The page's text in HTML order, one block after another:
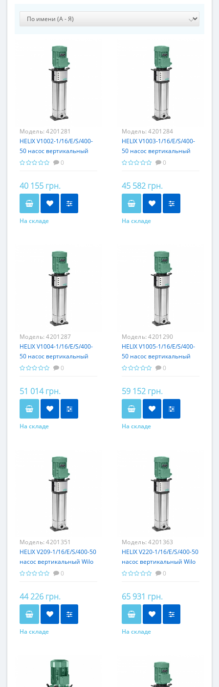
Модель:4201281
HELIX V1002-1/16/E/S/400-
50 насос вертикальный
Wilo
0
40 155 грн.
На складе
Модель:4201284
HELIX V1003-1/16/E/S/400-
50 насос вертикальный
Wilo
0
45 582 грн.
На складе
Модель:4201287
HELIX V1004-1/16/E/S/400-
50 насос вертикальный
Wilo
0
51 014 грн.
На складе
Модель:4201290
HELIX V1005-1/16/E/S/400-
50 насос вертикальный
Wilo
0
59 152 грн.
На складе
Модель:4201351
HELIX V209-1/16/E/S/400-50
насос вертикальный Wilo
0
44 226 грн.
На складе
Модель:4201363
HELIX V220-1/16/E/S/400-50
насос вертикальный Wilo
0
65 931 грн.
На складе